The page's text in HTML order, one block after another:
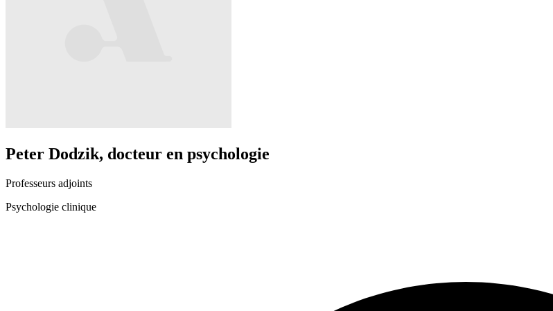
Peter Dodzik, docteur en psychologie
Professeurs adjoints
Psychologie clinique